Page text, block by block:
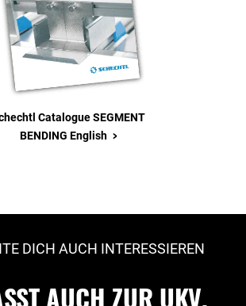
Catalogue SEGMENT
BENDING English >
DICH AUCH INTERESSIEREN
AUCH ZUR UKV.